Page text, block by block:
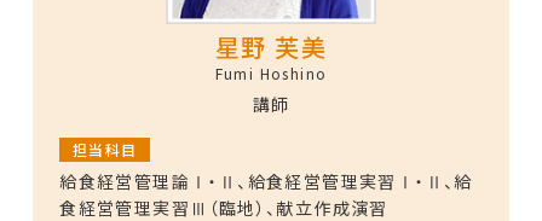
星野 芙美
Fumi Hoshino
講師
担当科目
給食経営管理論Ⅰ・Ⅱ、給食経営管理実習Ⅰ・Ⅱ、給
食経営管理実習Ⅲ（臨地）、献立作成演習